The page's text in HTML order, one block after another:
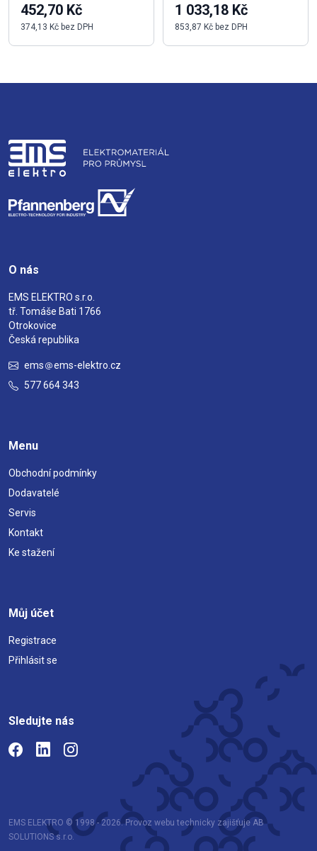
452,70 Kč
374,13 Kč bez DPH
1 033,18 Kč
853,87 Kč bez DPH
O nás
EMS ELEKTRO s.r.o.
tř. Tomáše Bati 1766
Otrokovice
Česká republika
ems
ems-elektro.cz
577 664 343
Menu
Obchodní podmínky
Dodavatelé
Servis
Kontakt
Ke stažení
Můj účet
Registrace
Přihlásit se
Sledujte nás
EMS ELEKTRO © 1998 - 2026. Provoz webu technicky zajišťuje AB
SOLUTIONS s.r.o.